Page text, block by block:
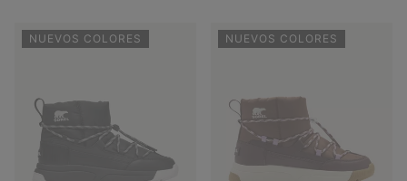
NUEVOS COLORES NUEVOS COLORES